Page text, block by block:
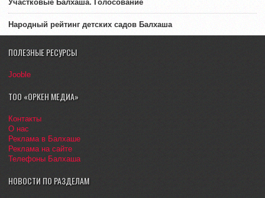
Участковые Балхаша. Голосование
Народный рейтинг детских садов Балхаша
ПОЛЕЗНЫЕ РЕСУРСЫ
Jooble
ТОО «ОРКЕН МЕДИА»
Контакты
О нас
Реклама в Балхаше
Реклама на сайте
Телефоны Балхаша
НОВОСТИ ПО РАЗДЕЛАМ